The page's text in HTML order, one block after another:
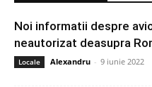
Noi informatii despre
neautorizat deasupra
Locale Alexandru - 9 iunie 2022